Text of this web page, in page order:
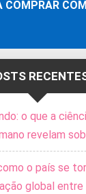
COMPRAR
o que a
revelam
o país se
global